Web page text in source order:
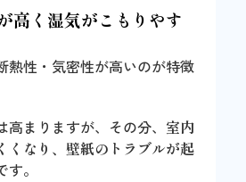
高く湿気がこもりやす
熱性・気密性が高いのが特徴
まりますが、その分、 室内
くなり、壁紙のトラブルが起
す。